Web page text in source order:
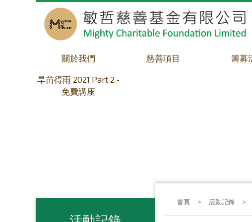
關於我們 慈善項目 籌募
旱苗得雨 2021 Part 2 -
免費講座
首頁 > 活動記錄 >